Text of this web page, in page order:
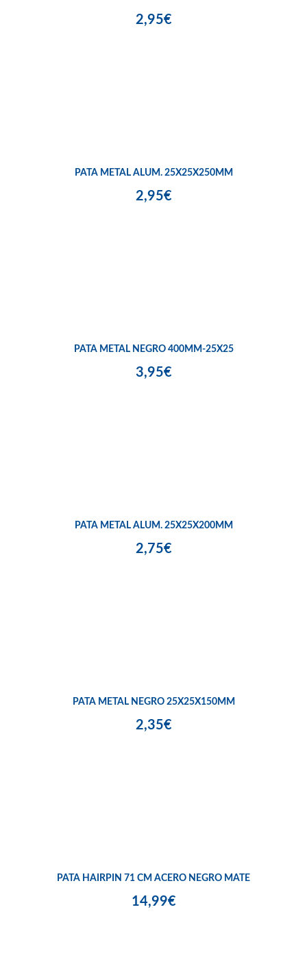
2,95€
PATA METAL ALUM. 25X25X250MM
2,95€
PATA METAL NEGRO 400MM-25X25
3,95€
PATA METAL ALUM. 25X25X200MM
2,75€
PATA METAL NEGRO 25X25X150MM
2,35€
PATA HAIRPIN 71 CM ACERO NEGRO MATE
14,99€